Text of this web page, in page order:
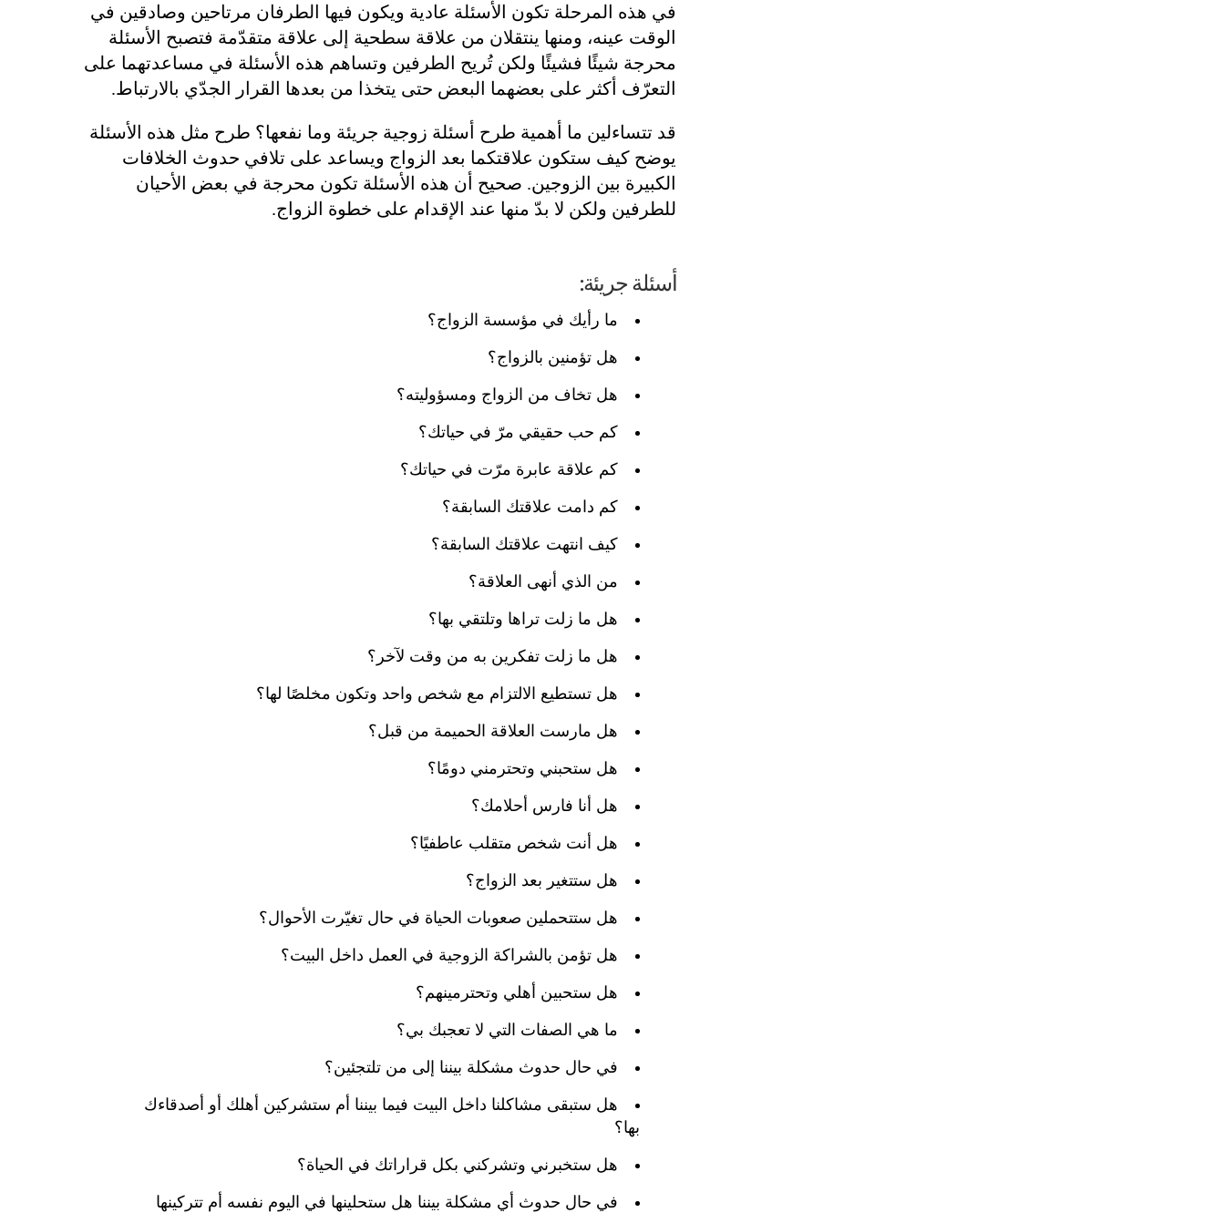
في هذه المرحلة تكون الأسئلة عادية ويكون فيها الطرفان مرتاحين وصادقين في
الوقت عينه، ومنها ينتقلان من علاقة سطحية إلى علاقة متقدّمة فتصبح الأسئلة
محرجة شيئًا فشيئًا ولكن تُريح الطرفين وتساهم هذه الأسئلة في مساعدتهما على
التعرّف أكثر على بعضهما البعض حتى يتخذا من بعدها القرار الجدّي بالارتباط.
قد تتساءلين ما أهمية طرح أسئلة زوجية جريئة وما نفعها؟ طرح مثل هذه الأسئلة
يوضح كيف ستكون علاقتكما بعد الزواج ويساعد على تلافي حدوث الخلافات
الكبيرة بين الزوجين. صحيح أن هذه الأسئلة تكون محرجة في بعض الأحيان
للطرفين ولكن لا بدّ منها عند الإقدام على خطوة الزواج.
أسئلة جريئة:
ما رأيك في مؤسسة الزواج؟
هل تؤمنين بالزواج؟
هل تخاف من الزواج ومسؤوليته؟
كم حب حقيقي مرّ في حياتك؟
كم علاقة عابرة مرّت في حياتك؟
كم دامت علاقتك السابقة؟
كيف انتهت علاقتك السابقة؟
من الذي أنهى العلاقة؟
هل ما زلت تراها وتلتقي بها؟
هل ما زلت تفكرين به من وقت لآخر؟
هل تستطيع الالتزام مع شخص واحد وتكون مخلصًا لها؟
هل مارست العلاقة الحميمة من قبل؟
هل ستحبني وتحترمني دومًا؟
هل أنا فارس أحلامك؟
هل أنت شخص متقلب عاطفيًا؟
هل ستتغير بعد الزواج؟
هل ستتحملين صعوبات الحياة في حال تغيّرت الأحوال؟
هل تؤمن بالشراكة الزوجية في العمل داخل البيت؟
هل ستحبين أهلي وتحترمينهم؟
ما هي الصفات التي لا تعجبك بي؟
في حال حدوث مشكلة بيننا إلى من تلتجئين؟
هل ستبقى مشاكلنا داخل البيت فيما بيننا أم ستشركين أهلك أو أصدقاءك
بها؟
هل ستخبرني وتشركني بكل قراراتك في الحياة؟
في حال حدوث أي مشكلة بيننا هل ستحلينها في اليوم نفسه أم تتركينها